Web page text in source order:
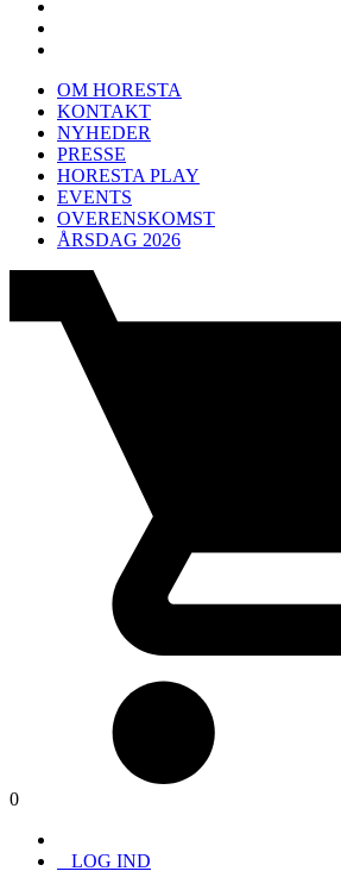
OM HORESTA
KONTAKT
NYHEDER
PRESSE
HORESTA PLAY
EVENTS
OVERENSKOMST
ÅRSDAG 2026
0
LOG IND